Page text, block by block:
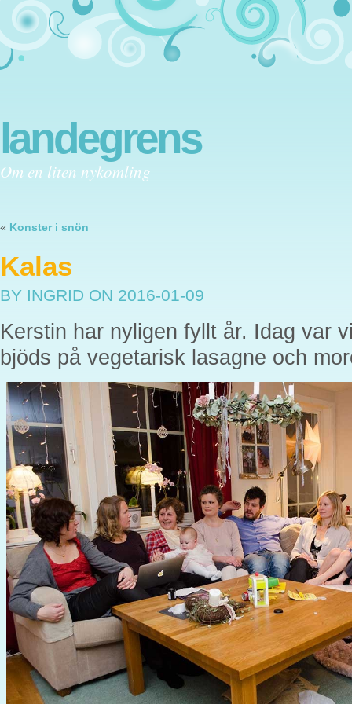
landegrens
Om en liten nykomling
« Konster i snön
Kalas
BY INGRID ON 2016-01-09
Kerstin har nyligen fyllt år. Idag var
bjöds på vegetarisk lasagne och